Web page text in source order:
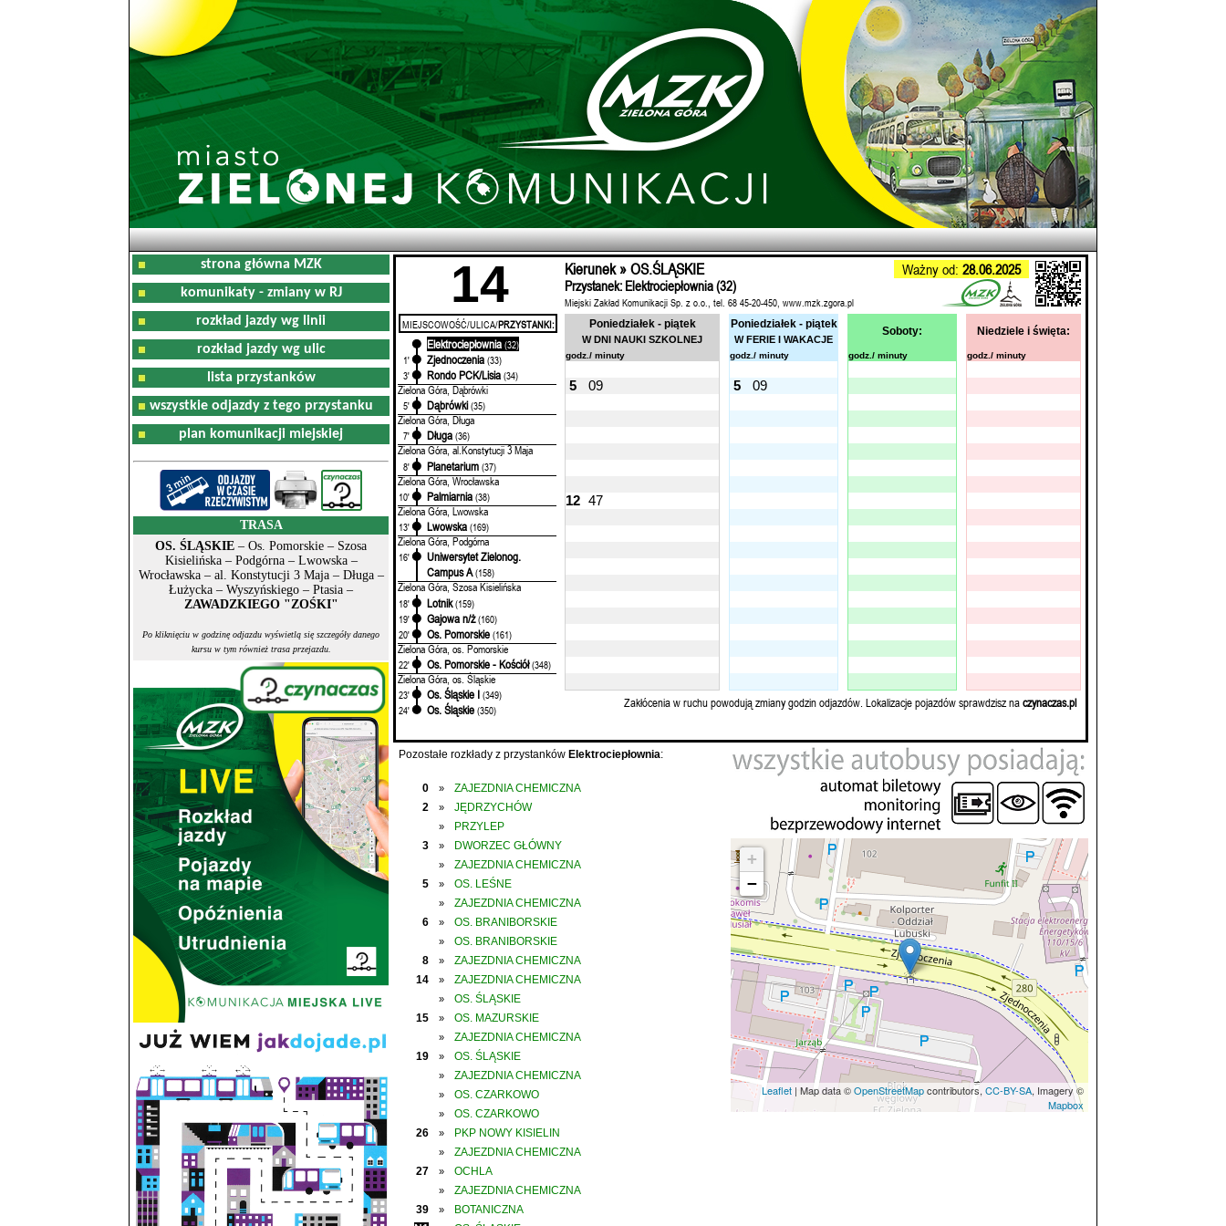
strona główna MZK
komunikaty - zmiany w RJ
rozkład jazdy wg linii
rozkład jazdy wg ulic
lista przystanków
wszystkie odjazdy z tego przystanku
plan komunikacji miejskiej
TRASA
OS. ŚLĄSKIE – Os. Pomorskie – Szosa
Kisielińska – Podgórna – Lwowska –
Wrocławska – al. Konstytucji 3 Maja – Długa –
Łużycka – Wyszyńskiego – Ptasia –
ZAWADZKIEGO "ZOŚKI"
Po kliknięciu w godzinę odjazdu wyświetlą się szczegóły danego
kursu w tym również trasa przejazdu.
14 Kierunek » OS.ŚLĄSKIE Ważny od: 28.06.2025
Przystanek: Elektrociepłownia (32)
Miejski Zakład Komunikacji Sp. z o.o., tel. 68 45-20-450, www.mzk.zgora.pl
MIEJSCOWOŚĆ/ULICA/PRZYSTANKI:
Elektrociepłownia (32)
1'
Zjednoczenia (33)
3'
Rondo PCK/Lisia (34)
Zielona Góra, Dąbrówki
5' Dąbrówki (35)
Zielona Góra, Długa
7' Długa (36)
Zielona Góra, al.Konstytucji 3 Maja
8' Planetarium (37)
Zielona Góra, Wrocławska
10' Palmiarnia (38)
Zielona Góra, Lwowska
13' Lwowska (169)
Zielona Góra, Podgórna
16'
Uniwersytet Zielonog.
Campus A (158)
Zielona Góra, Szosa Kisielińska
18' Lotnik (159)
19'
Gajowa n/ż (160)
20'
Os. Pomorskie (161)
Zielona Góra, os. Pomorskie
22' Os. Pomorskie - Kościół (348)
Zielona Góra, os. Śląskie
23' Os. Śląskie I (349)
24'
Os. Śląskie (350)
Poniedziałek - piątek
W DNI NAUKI SZKOLNEJ
Poniedziałek - piątek
W FERIE I WAKACJE
Soboty: Niedziele i święta:
godz./ minuty godz./ minuty godz./ minuty godz./ minuty
5 09 5 09
12 47
Zakłócenia w ruchu powodują zmiany godzin odjazdów. Lokalizacje pojazdów sprawdzisz naczynaczas.pl
Pozostałe rozkłady z przystanków Elektrociepłownia:
0 »
ZAJEZDNIA CHEMICZNA
2
» JĘDRZYCHÓW
»
PRZYLEP
3
» DWORZEC GŁÓWNY
»
ZAJEZDNIA CHEMICZNA
5
» OS. LEŚNE
»
ZAJEZDNIA CHEMICZNA
6
» OS. BRANIBORSKIE
»
OS. BRANIBORSKIE
8
»
ZAJEZDNIA CHEMICZNA
14
» ZAJEZDNIA CHEMICZNA
»
OS. ŚLĄSKIE
15
» OS. MAZURSKIE
»
ZAJEZDNIA CHEMICZNA
19
» OS. ŚLĄSKIE
» ZAJEZDNIA CHEMICZNA
» OS. CZARKOWO
»
OS. CZARKOWO
26
» PKP NOWY KISIELIN
»
ZAJEZDNIA CHEMICZNA
27
» OCHLA
»
ZAJEZDNIA CHEMICZNA
39
»
BOTANICZNA
+
−
Leaflet | Map data ©OpenStreetMapcontributors, CC-BY-SA, Imagery ©
Mapbox